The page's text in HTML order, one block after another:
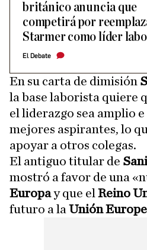
británico anuncia que
competirá por
Starmer como líder
El Debate
En su carta de dimisión
la base laborista quiere
el liderazgo sea amplio
mejores aspirantes, lo
apoyar a otros colegas.
El antiguo titular de
mostró a favor de una
Europay que el Reino
futuro a la Unión